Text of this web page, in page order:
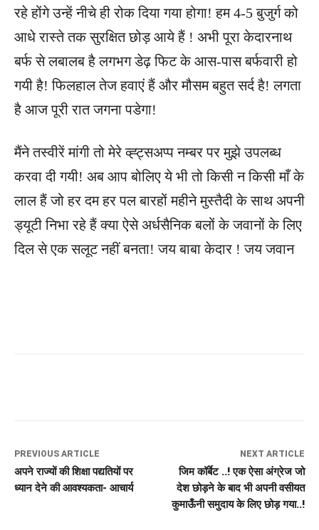
रहे होंगे उन्हें नीचे ही रोक दिया गया होगा! हम 4-5 बुजुर्ग को
आधे रास्ते तक सुरक्षित छोड़ आये हैं ! अभी पूरा केदारनाथ
बर्फ से लबालब है लगभग डेढ़ फिट के आस-पास बर्फवारी हो
गयी है! फिलहाल तेज हवाएं हैं और मौसम बहुत सर्द है! लगता
है आज पूरी रात जगना पडेगा!
मैंने तस्वीरें मांगी तो मेरे व्ह्ट्सअप्प नम्बर पर मुझे उपलब्ध
करवा दी गयी! अब आप बोलिए ये भी तो किसी न किसी माँ के
लाल हैं जो हर दम हर पल बारहों महीने मुस्तैदी के साथ अपनी
ड्यूटी निभा रहे हैं क्या ऐसे अर्धसैनिक बलों के जवानों के लिए
दिल से एक सलूट नहीं बनता! जय बाबा केदार ! जय जवान
PREVIOUS ARTICLE
अपने राज्यों की शिक्षा पद्यतियों पर
ध्यान देने की आवश्यकता- आचार्य
NEXT ARTICLE
जिम कॉर्बेट ..! एक ऐसा अंग्रेज जो
देश छोड़ने के बाद भी अपनी वसीयत
कुमाऊँनी समुदाय के लिए छोड़ गया..!